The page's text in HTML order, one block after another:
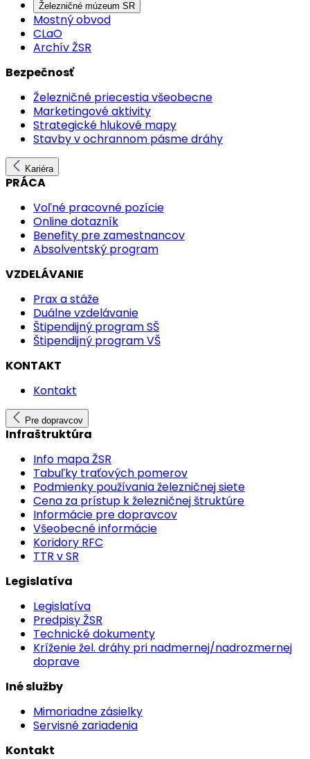
Železničné múzeum SR
Mostný obvod
CLaO
Archív ŽSR
Bezpečnosť
Železničné priecestia všeobecne
Marketingové aktivity
Strategické hlukové mapy
Stavby v ochrannom pásme dráhy
Kariéra
PRÁCA
Voľné pracovné pozície
Online dotazník
Benefity pre zamestnancov
Absolventský program
VZDELÁVANIE
Prax a stáže
Duálne vzdelávanie
Štipendijný program SŠ
Štipendijný program VŠ
KONTAKT
Kontakt
Pre dopravcov
Infraštruktúra
Info mapa ŽSR
Tabuľky traťových pomerov
Podmienky používania železničnej siete
Cena za prístup k železničnej štruktúre
Informácie pre dopravcov
Všeobecné informácie
Koridory RFC
TTR v SR
Legislatíva
Legislatíva
Predpisy ŽSR
Technické dokumenty
Kríženie žel. dráhy pri nadmernej/nadrozmernej
doprave
Iné služby
Mimoriadne zásielky
Servisné zariadenia
Kontakt